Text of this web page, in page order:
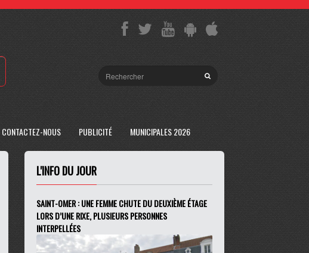
CONTACTEZ-NOUS PUBLICITÉ MUNICIPALES 2026
L'INFO DU JOUR
SAINT-OMER : UNE FEMME CHUTE DU DEUXIÈME ÉTAGE
LORS D’UNE RIXE, PLUSIEURS PERSONNES
INTERPELLÉES